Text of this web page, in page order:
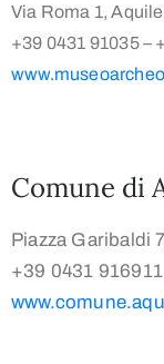
Via Roma 1,
+39 0431 91035 –
Comune di
Piazza Garibaldi
+39 0431 916911